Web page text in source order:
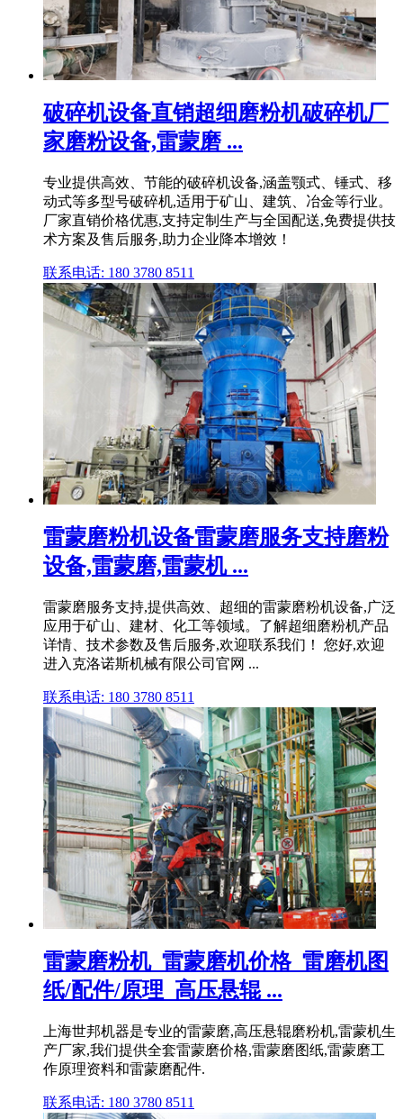
破碎机设备直销超细磨粉机破碎机厂
家磨粉设备,雷蒙磨 ...
专业提供高效、节能的破碎机设备,涵盖颚式、锤式、移
动式等多型号破碎机,适用于矿山、建筑、冶金等行业。
厂家直销价格优惠,支持定制生产与全国配送,免费提供技
术方案及售后服务,助力企业降本增效！
联系电话: 180 3780 8511
雷蒙磨粉机设备雷蒙磨服务支持磨粉
设备,雷蒙磨,雷蒙机 ...
雷蒙磨服务支持,提供高效、超细的雷蒙磨粉机设备,广泛
应用于矿山、建材、化工等领域。了解超细磨粉机产品
详情、技术参数及售后服务,欢迎联系我们！ 您好,欢迎
进入克洛诺斯机械有限公司官网 ...
联系电话: 180 3780 8511
雷蒙磨粉机_雷蒙磨机价格_雷磨机图
纸/配件/原理_高压悬辊 ...
上海世邦机器是专业的雷蒙磨,高压悬辊磨粉机,雷蒙机生
产厂家,我们提供全套雷蒙磨价格,雷蒙磨图纸,雷蒙磨工
作原理资料和雷蒙磨配件.
联系电话: 180 3780 8511